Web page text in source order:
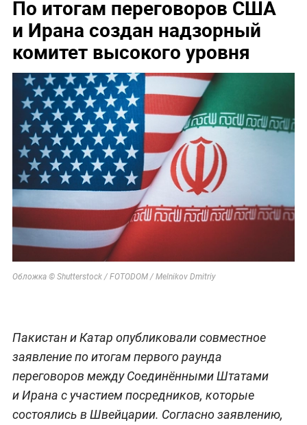
По итогам переговоров США
и Ирана создан надзорный
комитет высокого уровня
Обложка © Shutterstock / FOTODOM / Melnikov Dmitriy
Пакистан и Катар опубликовали совместное
заявление по итогам первого раунда
переговоров между Соединёнными Штатами
и Ирана с участием посредников, которые
состоялись в Швейцарии. Согласно заявлению,